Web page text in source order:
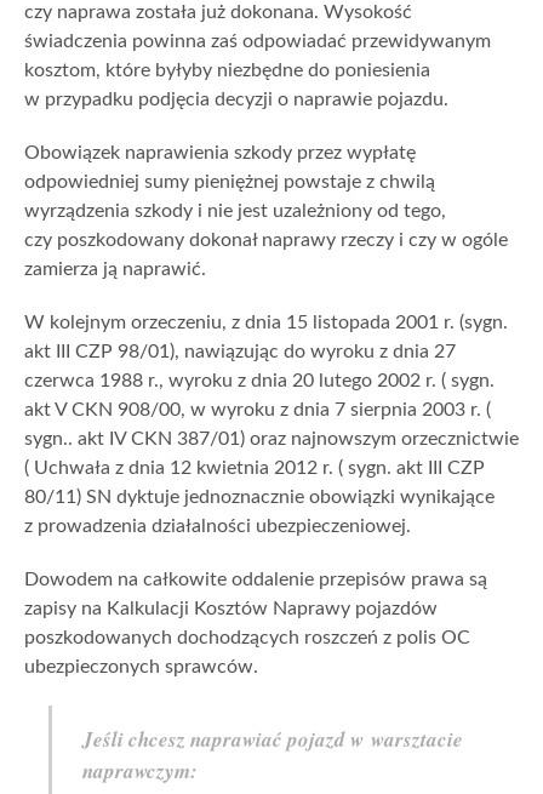
czy naprawa została już dokonana. Wysokość
świadczenia powinna zaś odpowiadać przewidywanym
kosztom, które byłyby niezbędne do poniesienia
w przypadku podjęcia decyzji o naprawie pojazdu.
Obowiązek naprawienia szkody przez wypłatę
odpowiedniej sumy pieniężnej powstaje z chwilą
wyrządzenia szkody i nie jest uzależniony od tego,
czy poszkodowany dokonał naprawy rzeczy i czy w ogóle
zamierza ją naprawić.
W kolejnym orzeczeniu, z dnia 15 listopada 2001 r. (sygn.
akt III CZP 98/01), nawiązując do wyroku z dnia 27
czerwca 1988 r., wyroku z dnia 20 lutego 2002 r. ( sygn.
akt V CKN 908/00, w wyroku z dnia 7 sierpnia 2003 r. (
sygn.. akt IV CKN 387/01) oraz najnowszym orzecznictwie
( Uchwała z dnia 12 kwietnia 2012 r. ( sygn. akt III CZP
80/11) SN dyktuje jednoznacznie obowiązki wynikające
z prowadzenia działalności ubezpieczeniowej.
Dowodem na całkowite oddalenie przepisów prawa są
zapisy na Kalkulacji Kosztów Naprawy pojazdów
poszkodowanych dochodzących roszczeń z polis OC
ubezpieczonych sprawców.
Jeśli chcesz naprawiać pojazd w warsztacie
naprawczym: